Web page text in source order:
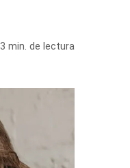
3 min. de lectura